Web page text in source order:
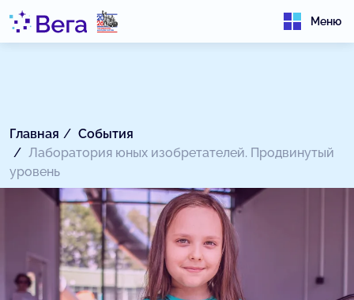
Меню
Главная
События
Лаборатория юных изобретателей. Продвинутый
уровень